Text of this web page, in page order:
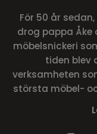
För 50 år
drog pappa
möbelsnickeri
tiden blev
verksamheten
största möbel-